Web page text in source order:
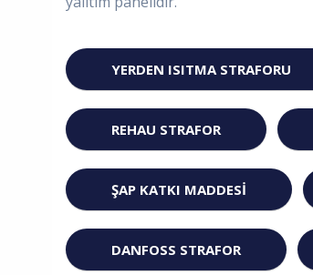
YERDEN ISITMA STRAFORU
REHAU STRAFOR
ŞAP KATKI MADDESI
DANFOSS STRAFOR